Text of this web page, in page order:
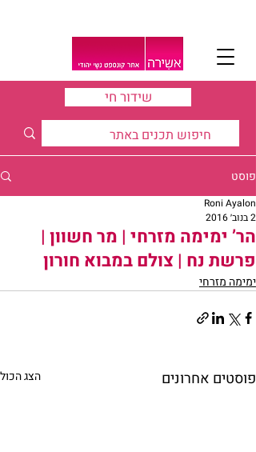
שידור חי
פוסט
הר’ ימימה מזרחי | מר חשוון |
פרשת נח | צולם במבוא חורון
Roni Ayalon
2 בנוב׳ 2016
ימימה מזרחי
פוסטים אחרונים הצג הכול